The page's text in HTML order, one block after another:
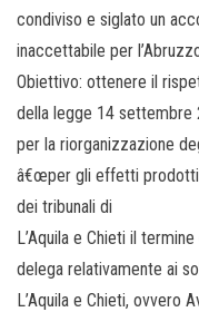
condiviso e siglato un
inaccettabile per
Obiettivo: ottenere il
della legge 14 settembre
per la riorganizzazione
â€œper gli effetti prodotti
dei tribunali di
L’Aquila e Chieti il
delega relativamente ai
L’Aquila e Chieti, ovvero